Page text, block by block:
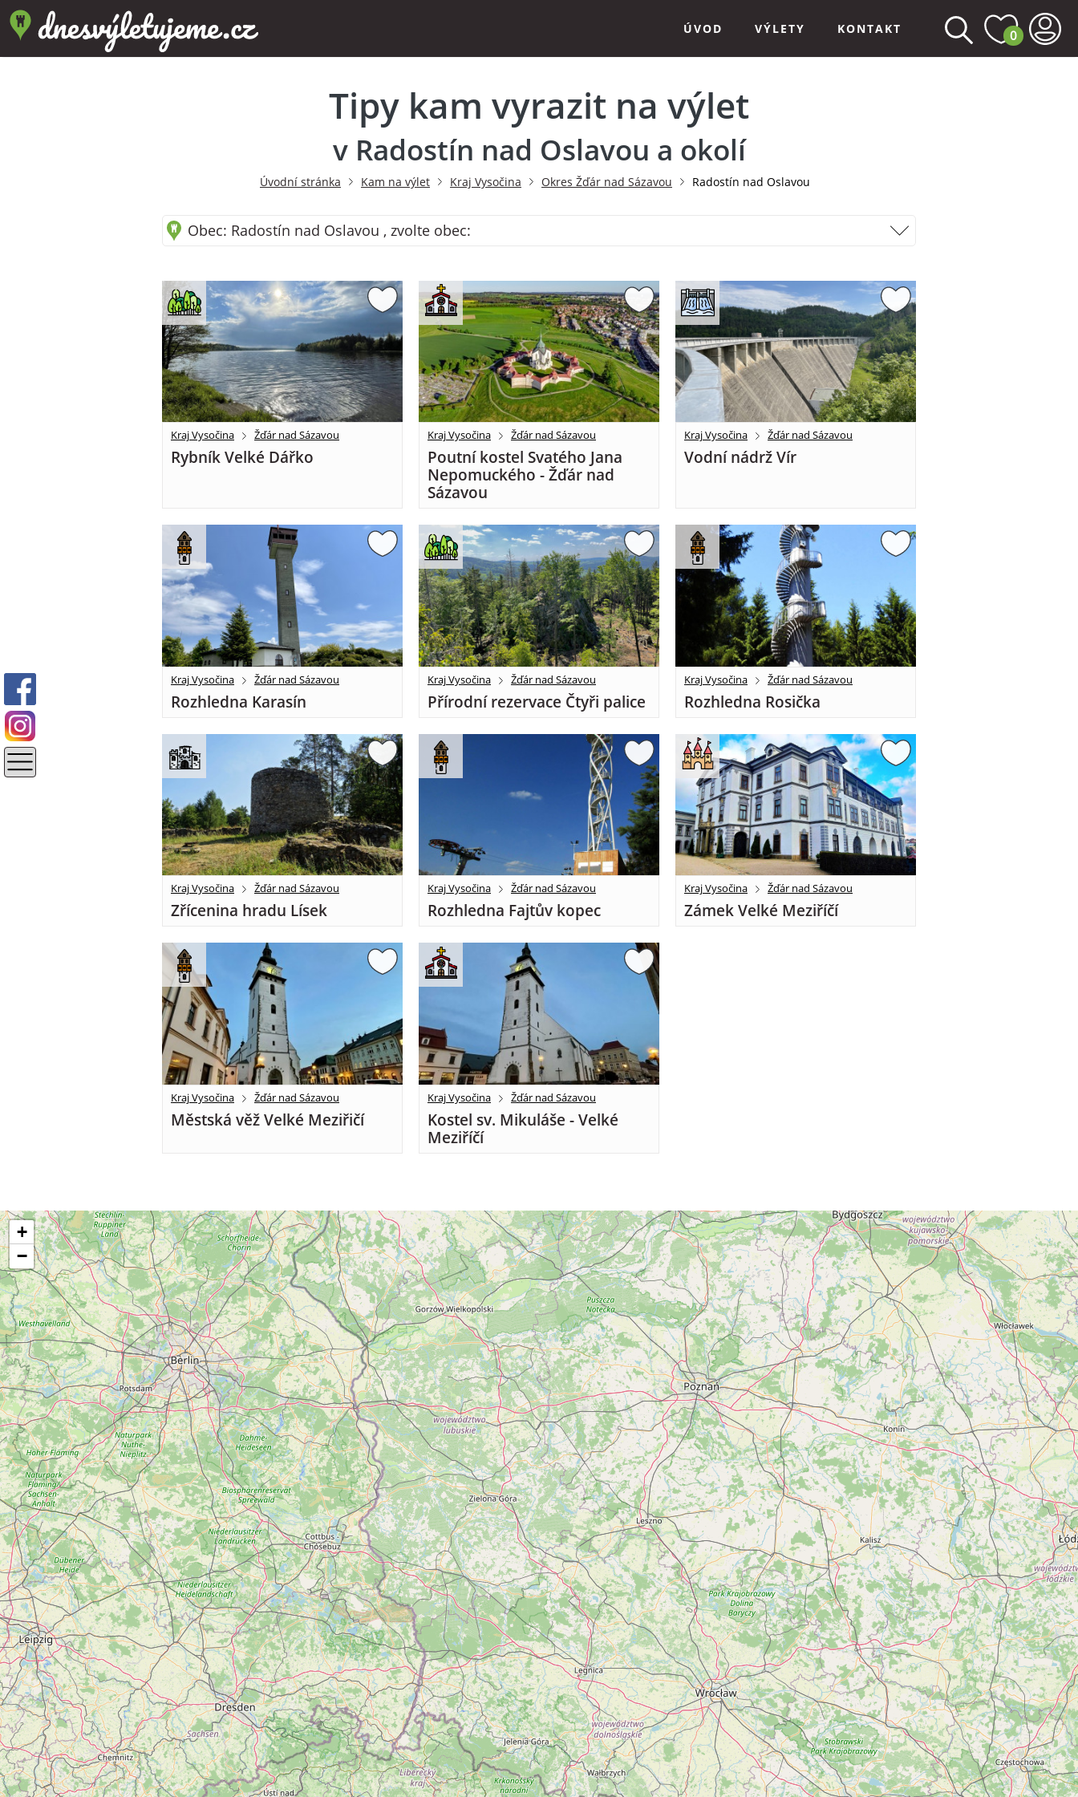
ÚVOD VÝLETY KONTAKT 0
Tipy kam vyrazit na výlet
v Radostín nad Oslavou a okolí
Úvodní stránka Kam na výlet Kraj Vysočina Okres Žďár nad Sázavou Radostín nad Oslavou
Obec: Radostín nad Oslavou , zvolte obec:
Kraj Vysočina Žďár nad Sázavou
Rybník Velké Dářko
Kraj Vysočina Žďár nad Sázavou
Poutní kostel Svatého Jana
Nepomuckého - Žďár nad
Sázavou
Kraj Vysočina Žďár nad Sázavou
Vodní nádrž Vír
Kraj Vysočina Žďár nad Sázavou
Rozhledna Karasín
Kraj Vysočina Žďár nad Sázavou
Přírodní rezervace Čtyři palice
Kraj Vysočina Žďár nad Sázavou
Rozhledna Rosička
Kraj Vysočina Žďár nad Sázavou
Zřícenina hradu Lísek
Kraj Vysočina Žďár nad Sázavou
Rozhledna Fajtův kopec
Kraj Vysočina Žďár nad Sázavou
Zámek Velké Meziříčí
Kraj Vysočina Žďár nad Sázavou
Městská věž Velké Meziřičí
Kraj Vysočina Žďár nad Sázavou
Kostel sv. Mikuláše - Velké
Meziříčí
+
−